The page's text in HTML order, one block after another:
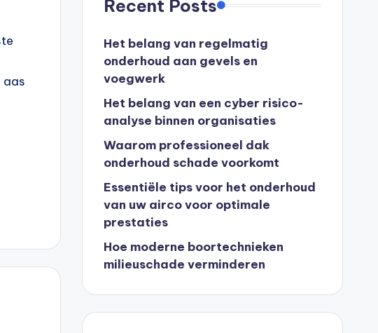
aas
Recent Posts
Het belang van regelmatig
onderhoud aan gevels en
voegwerk
Het belang van een cyber risico-
analyse binnen organisaties
Waarom professioneel dak
onderhoud schade voorkomt
Essentiële tips voor het onderhoud
van uw airco voor optimale
prestaties
Hoe moderne boortechnieken
milieuschade verminderen